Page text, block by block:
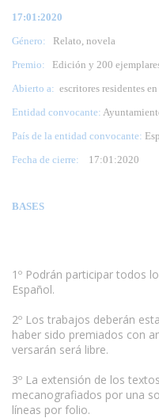
17:01:2020
Género: Relato, novela
Premio:
Edición y 200
Abierto a: escritores residentes
Entidad convocante:
País de la entidad convocante:
Fecha de cierre: 17:01:2020
BASES
1º Podrán participar todos
Español.
2º Los trabajos deberán
haber sido premiados con
versarán será libre.
3º La extensión de los
mecanografiados por una
líneas por folio.